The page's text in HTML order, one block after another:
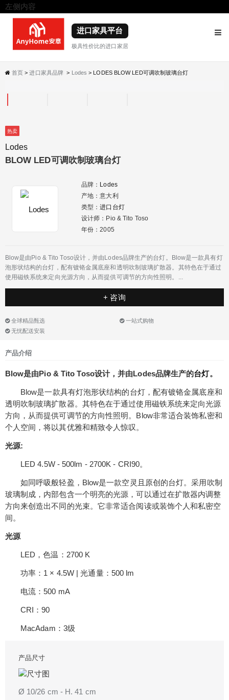
左侧内容
右侧内容
进口家具平台
极具性价比的进口家居
首页 >进口家具品牌 > Lodes > LODES BLOW LED可调吹制玻璃台灯
热卖
Lodes
BLOW LED可调吹制玻璃台灯
品牌： Lodes
产地：意大利
类型：进口台灯
设计师：Pio & Tito Toso
年份：2005
Blow是由Pio & Tito Toso设计，并由Lodes品牌生产的台灯。Blow是一款具有灯
泡形状结构的台灯，配有镀铬金属底座和透明吹制玻璃扩散器。其特色在于通过
使用磁铁系统来定向光源方向，从而提供可调节的方向性照明。...
+ 咨询
全球精品甄选
一站式购物
无忧配送安装
产品介绍
Blow是由Pio & Tito Toso设计，并由Lodes品牌生产的台灯。
Blow是一款具有灯泡形状结构的台灯，配有镀铬金属底座和
透明吹制玻璃扩散器。其特色在于通过使用磁铁系统来定向光源
方向，从而提供可调节的方向性照明。Blow非常适合装饰私密和
个人空间，将以其优雅和精致令人惊叹。
光源:
LED 4.5W - 500lm - 2700K - CRI90。
如同呼吸般轻盈，Blow是一款空灵且原创的台灯。采用吹制
玻璃制成，内部包含一个明亮的光源，可以通过在扩散器内调整
方向来创造出不同的光束。它非常适合阅读或装饰个人和私密空
间。
光源
LED，色温：2700 K
功率：1 × 4.5W | 光通量：500 lm
电流：500 mA
CRI：90
MacAdam：3级
产品尺寸
Ø 10/26 cm - H. 41 cm